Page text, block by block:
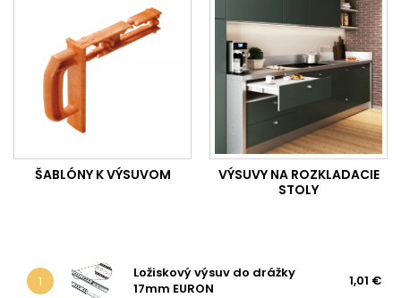
ŠABLÓNY K VÝSUVOM
VÝSUVY NA ROZKLADACIE
STOLY
1
Ložiskový výsuv do drážky
17mm EURON
1,01 €